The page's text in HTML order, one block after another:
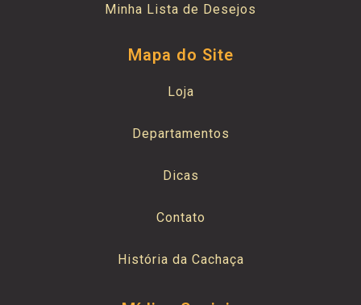
Minha Lista de Desejos
Mapa do Site
Loja
Departamentos
Dicas
Contato
História da Cachaça